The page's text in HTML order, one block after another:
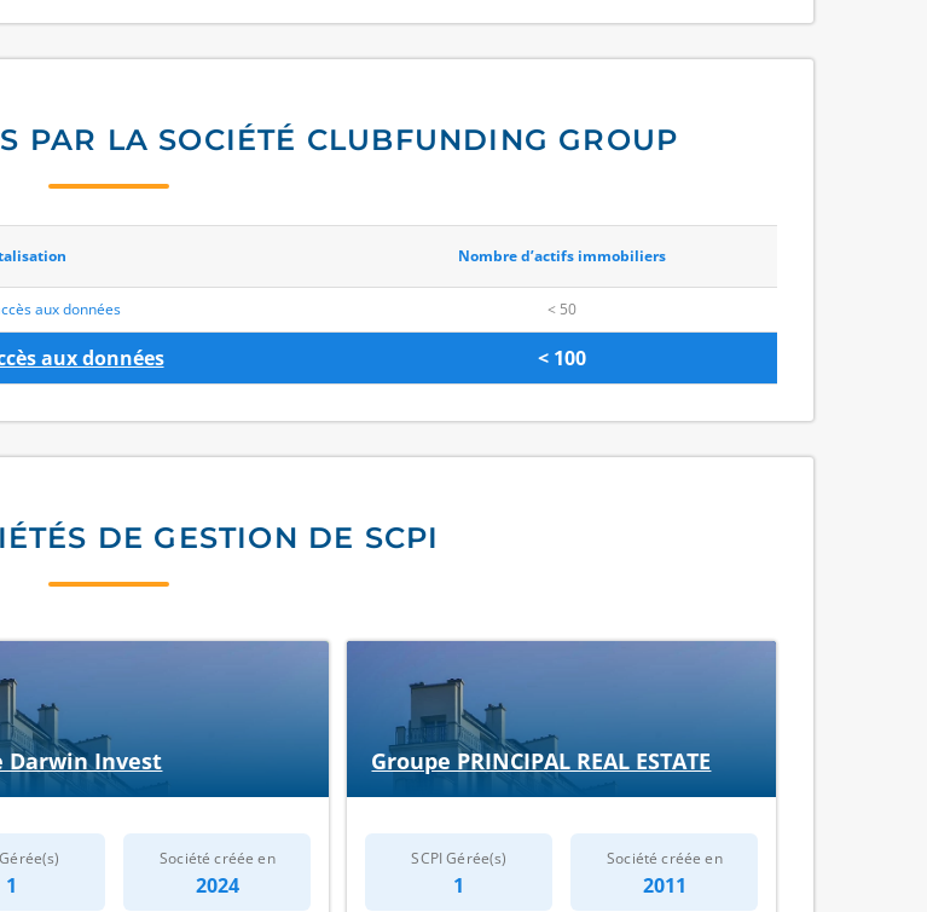
PAR LA SOCIÉTÉ CLUBFUNDING GROUP
Nombre d’actifs immobiliers
aux données < 50
aux données < 100
DE GESTION DE SCPI
Darwin Invest
1
Société créée en
2024
Groupe PRINCIPAL REAL ESTATE
SCPI Gérée(s)
1
Société créée en
2011